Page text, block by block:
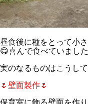
昼食後に種をとって小
😋喜んで食べていまし
実のなるものはこうし
🌷壁面製作🌷
保育室に飾る壁面を作り